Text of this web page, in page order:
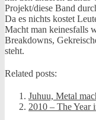
Projekt/diese Band
Da es nichts kostet
Macht man keinesfalls
Breakdowns,
steht.
Related posts:
Juhuu, Metal
2010 – The Year